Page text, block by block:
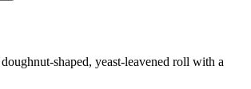
shaped, yeast-leavened roll with a